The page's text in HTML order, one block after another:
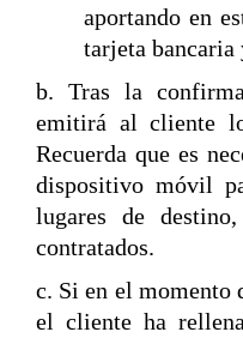
aportando en
tarjeta bancaria
b. Tras la
emitirá al cliente
Recuerda que es
dispositivo móvil
lugares de
contratados.
c. Si en el momento
el cliente ha